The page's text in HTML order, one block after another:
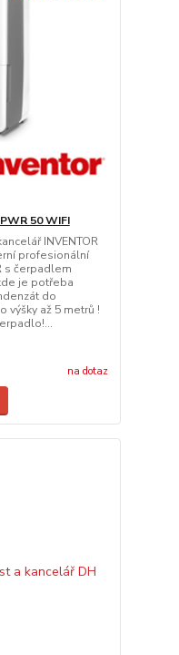
50 WIFI
INVENTOR
profesionální
s čerpadlem
je potřeba
do
výšky až 5 metrů !
na dotaz